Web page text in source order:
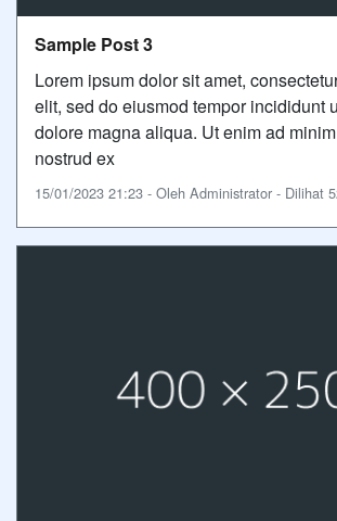
Sample Post 3
Lorem ipsum dolor sit amet,
elit, sed do eiusmod tempor incididunt
dolore magna aliqua. Ut enim ad
nostrud ex
15/01/2023 21:23 - Oleh Administrator - Dilihat